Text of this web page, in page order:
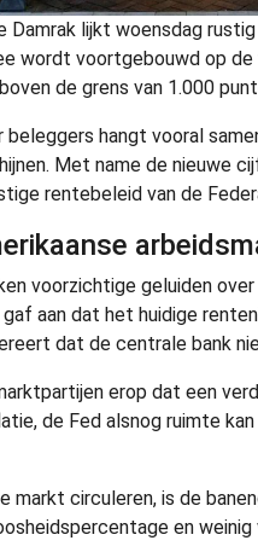
Damrak lijkt woensdag
wordt voortgebouwd op
de grens van 1.000
hangt vooral
Met name de nieuwe
rentebeleid van de
voorzichtige geluiden
aan dat het huidige
dat de centrale bank
erop dat een
de Fed alsnog ruimte
markt circuleren, is de
en weinig